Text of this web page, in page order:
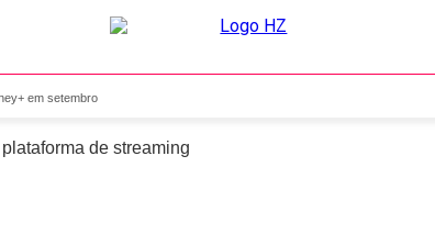
em setembroDisney+ em setembro
de streaming